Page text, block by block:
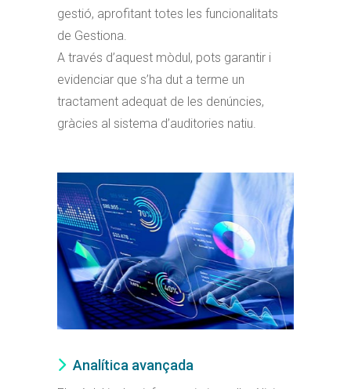
gestió, aprofitant totes les funcionalitats
de Gestiona.
A través d’aquest mòdul, pots garantir i
evidenciar que s’ha dut a terme un
tractament adequat de les denúncies,
gràcies al sistema d’auditories natiu.
Analítica avançada